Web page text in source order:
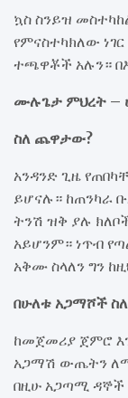
ኳስ ስንይዝ
የምናስተካክለው
ተጫዋቾች አሉን።
ሙሉጌታ ምህረት –
ስለ ጨዋታው?
አንዳንድ ጊዜ
ይሆናሉ። ከጠንካራ
ትንሽ ዝቅ ያሉ
አይሆንም። ነጥብ
አቅሙ ስላለን ግን
በሁለቱ አጋማሾች
ከመጀመሪያ ጀምሮ
አጋማሽ ውጤትን
በዚሁ አጋጣሚ ዳኞች